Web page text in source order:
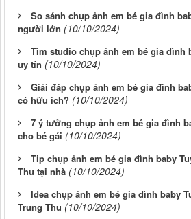
So sánh chụp ảnh em bé gia đình
người lớn (10/10/2024)
Tìm studio chụp ảnh em bé gia đình
uy tín (10/10/2024)
Giải đáp chụp ảnh em bé gia đình
có hữu ích? (10/10/2024)
7 ý tưởng chụp ảnh em bé gia đình
cho bé gái (10/10/2024)
Tip chụp ảnh em bé gia đình baby
Thu tại nhà (10/10/2024)
Idea chụp ảnh em bé gia đình baby
Trung Thu (10/10/2024)